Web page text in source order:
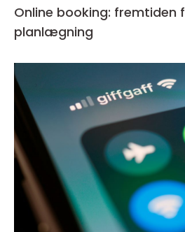
Online booking: fremtiden
planlægning